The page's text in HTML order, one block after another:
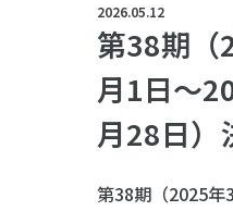
2026.05.12
第38期（
月1日～
月28日）
第38期（2025年